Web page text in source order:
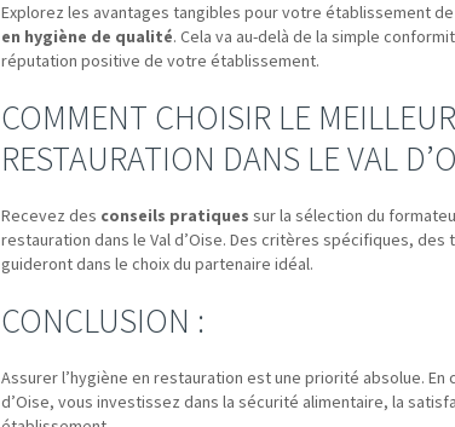
Explorez les avantages tangibles pour votre établissement
en hygiène de qualité. Cela va au-delà de la simple
réputation positive de votre établissement.
COMMENT CHOISIR LE
RESTAURATION DANS LE VAL
Recevez des conseils pratiques sur la sélection du
restauration dans le Val d’Oise. Des critères spécifiques,
guideront dans le choix du partenaire idéal.
CONCLUSION :
Assurer l’hygiène en restauration est une priorité absolue.
d’Oise, vous investissez dans la sécurité alimentaire, la